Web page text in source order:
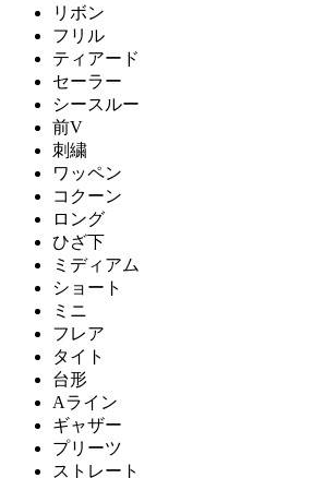
リボン
フリル
ティアード
セーラー
シースルー
前V
刺繍
ワッペン
コクーン
ロング
ひざ下
ミディアム
ショート
ミニ
フレア
タイト
台形
Aライン
ギャザー
プリーツ
ストレート